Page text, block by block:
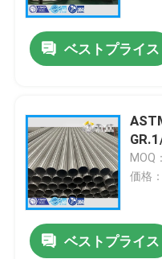
ベストプライス
MOQ
価格
ベストプライス